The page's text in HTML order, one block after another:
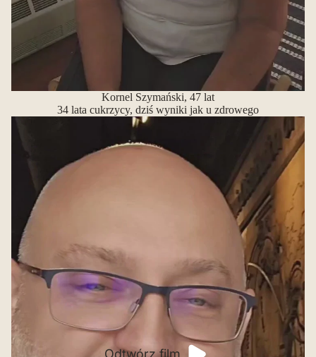
Kornel Szymański, 47 lat
34 lata cukrzycy, dziś wyniki jak u zdrowego
Odtwórz film